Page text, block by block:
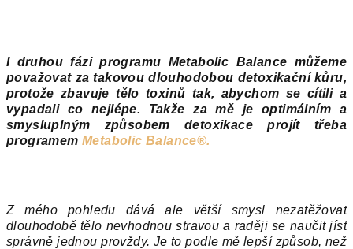
I druhou fázi programu Metabolic Balance můžeme
považovat za takovou dlouhodobou detoxikační kůru,
protože zbavuje tělo toxinů tak, abychom se cítili a
vypadali co nejlépe. Takže za mě je optimálním a
smysluplným způsobem detoxikace projít třeba
programemMetabolic Balance®.
Z mého pohledu dává ale větší smysl nezatěžovat
dlouhodobě tělo nevhodnou stravou a raději se naučit jíst
správně jednou provždy. Je to podle mě lepší způsob, než